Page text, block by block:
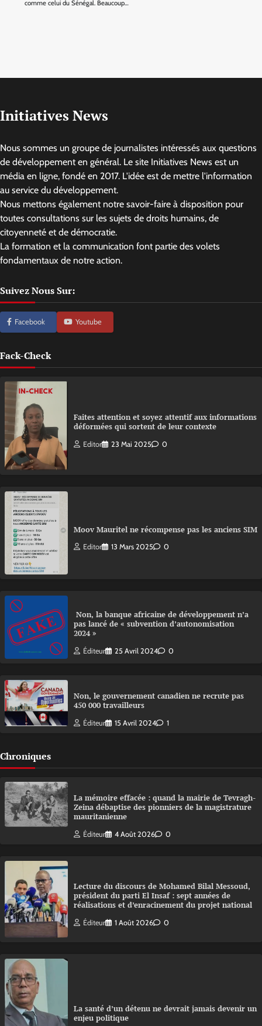
comme celui du Sénégal. Beaucoup…
Initiatives News
Nous sommes un groupe de journalistes intéressés aux questions
de développement en général. Le site Initiatives News est un
média en ligne, fondé en 2017. L'idée est de mettre l'information
au service du développement.
Nous mettons également notre savoir-faire à disposition pour
toutes consultations sur les sujets de droits humains, de
citoyenneté et de démocratie.
La formation et la communication font partie des volets
fondamentaux de notre action.
Suivez Nous Sur:
Facebook Youtube
Fack-Check
Faites attention et soyez attentif aux informations
déformées qui sortent de leur contexte
Editor 23 Mai 2025 0
Moov Mauritel ne récompense pas les anciens SIM
Editor 13 Mars 2025 0
Non, la banque africaine de développement n’a
pas lancé de « subvention d’autonomisation
2024 »
Éditeur 25 Avril 2024 0
Non, le gouvernement canadien ne recrute pas
450 000 travailleurs
Éditeur 15 Avril 2024 1
Chroniques
La mémoire effacée : quand la mairie de Tevragh-
Zeina débaptise des pionniers de la magistrature
mauritanienne
Éditeur 4 Août 2026 0
Lecture du discours de Mohamed Bilal Messoud,
président du parti El Insaf : sept années de
réalisations et d’enracinement du projet national
Éditeur 1 Août 2026 0
La santé d’un détenu ne devrait jamais devenir un
enjeu politique